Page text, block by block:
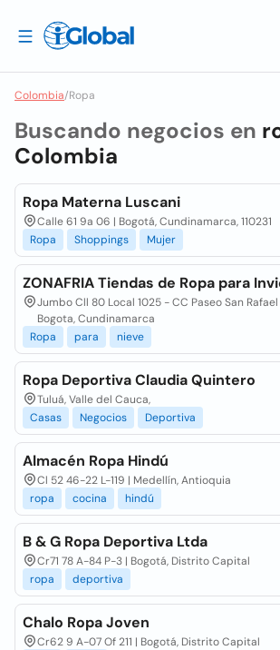
Colombia/Ropa
Buscando negocios en
Colombia
Ropa Materna Luscani
Calle 61 9a 06 | Bogotá, Cundinamarca, 110231
Ropa
Shoppings Mujer
ZONAFRIA Tiendas de Ropa para
Jumbo Cll 80 Local 1025 - CC Paseo San
Bogota, Cundinamarca
Ropa
para nieve
Ropa Deportiva Claudia Quintero
Tuluá, Valle del Cauca,
Casas
Negocios Deportiva
Almacén Ropa Hindú
Cl 52 46-22 L-119 | Medellín, Antioquia
ropa
cocina hindú
B & G Ropa Deportiva Ltda
Cr71 78 A-84 P-3 | Bogotá, Distrito Capital
ropa
deportiva
Chalo Ropa Joven
Cr62 9 A-07 Of 211 | Bogotá, Distrito Capital